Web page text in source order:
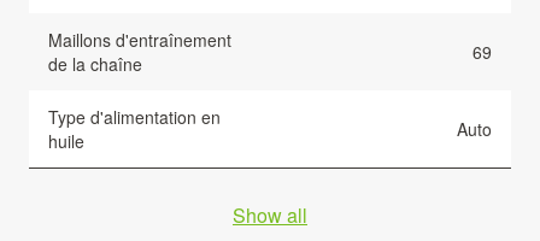
Maillons d'entraînement
de la chaîne
69
Type d'alimentation en
huile
Auto
Show all